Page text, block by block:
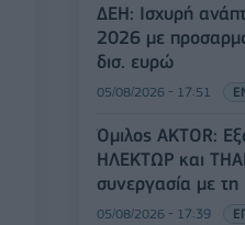
ΔΕΗ: Ισχυρή
2026 με
δισ. ευρώ
05/08/2026 - 17:51
Όμιλος AKTOR:
ΗΛΕΚΤΩΡ και
συνεργασία με
05/08/2026 - 17:39